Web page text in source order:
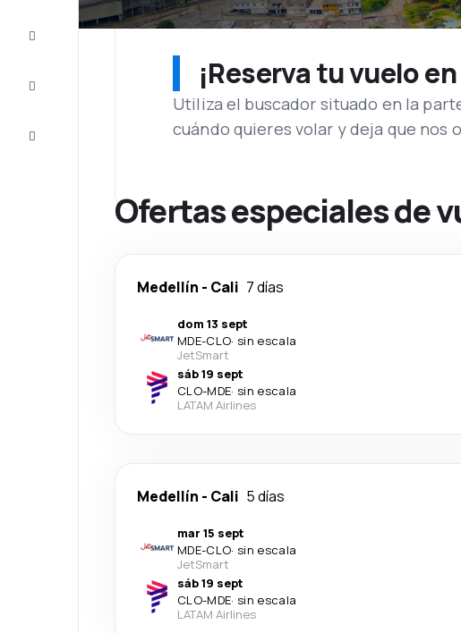
Completa
¡Reserva tu vuelo
Utiliza el buscador situado en la
cuándo quieres volar y deja que nos
Ofertas especiales de
Medellín - Cali 7 días
dom 13 sept
MDE-CLO· sin escala
JetSmart
sáb 19 sept
CLO-MDE· sin escala
LATAM Airlines
Medellín - Cali 5 días
mar 15 sept
MDE-CLO· sin escala
JetSmart
sáb 19 sept
CLO-MDE· sin escala
LATAM Airlines